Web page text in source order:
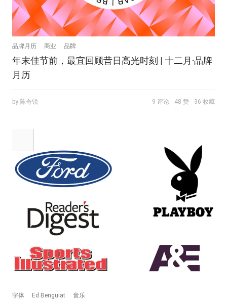
品牌月历 商业 品牌
年末佳节前，最宜回顾昔日高光时刻 | 十二月·品牌
月历
by 陈奇锐 9 评论 48 赞 36 收藏
字体 Ed Benguiat 音乐